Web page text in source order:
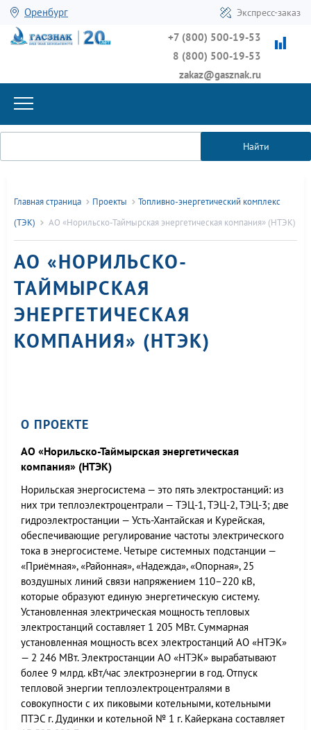
Оренбург Экспресс-заказ
+7 (800) 500-19-53
8 (800) 500-19-53
zakaz@gasznak.ru
Найти
Главная страница Проекты
Топливно-энергетический комплекс
(ТЭК)
АО «Норильско-Таймырская энергетическая компания» (НТЭК)
АО «НОРИЛЬСКО-
ТАЙМЫРСКАЯ
ЭНЕРГЕТИЧЕСКАЯ
КОМПАНИЯ» (НТЭК)
О ПРОЕКТЕ
АО «Норильско-Таймырская энергетическая
компания» (НТЭК)
Норильская энергосистема — это пять электростанций: из
них три теплоэлектроцентрали — ТЭЦ-1, ТЭЦ-2, ТЭЦ-3; две
гидроэлектростанции — Усть-Хантайская и Курейская,
обеспечивающие регулирование частоты электрического
тока в энергосистеме. Четыре системных подстанции —
«Приёмная», «Районная», «Надежда», «Опорная», 25
воздушных линий связи напряжением 110–220 кВ,
которые образуют единую энергетическую систему.
Установленная электрическая мощность тепловых
электростанций составляет 1 205 МВт. Суммарная
установленная мощность всех электростанций АО «НТЭК»
— 2 246 МВт. Электростанции АО «НТЭК» вырабатывают
более 9 млрд. кВт/час электроэнергии в год. Отпуск
тепловой энергии теплоэлектроцентралями в
совокупности с их пиковыми котельными, котельными
ПТЭС г. Дудинки и котельной № 1 г. Кайеркана составляет